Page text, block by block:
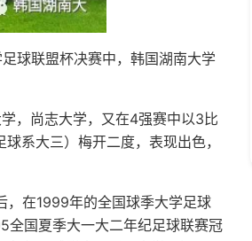
球联盟杯决赛中，韩国湖南大学
，尚志大学，又在4强赛中以3比
系大三）梅开二度，表现出色，
在1999年的全国球季大学足球
全国夏季大一大二年纪足球联赛冠